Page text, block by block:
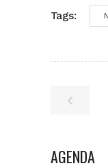
Tags:
AGENDA